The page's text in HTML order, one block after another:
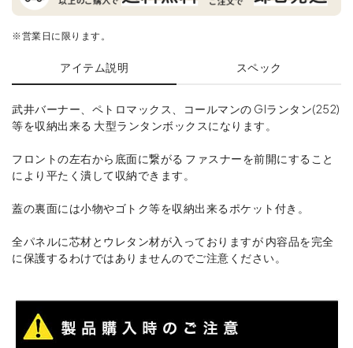
※営業日に限ります。
アイテム説明 スペック
武井バーナー、ペトロマックス、コールマンの GIランタン(252)
等を収納出来る 大型ランタンボックスになります。
フロントの左右から底面に繋がる ファスナーを前開にすること
により平たく潰して収納できます。
蓋の裏面には小物やゴトク等を収納出来るポケット付き。
全パネルに芯材とウレタン材が入っておりますが 内容品を完全
に保護するわけではありませんのでご注意ください。